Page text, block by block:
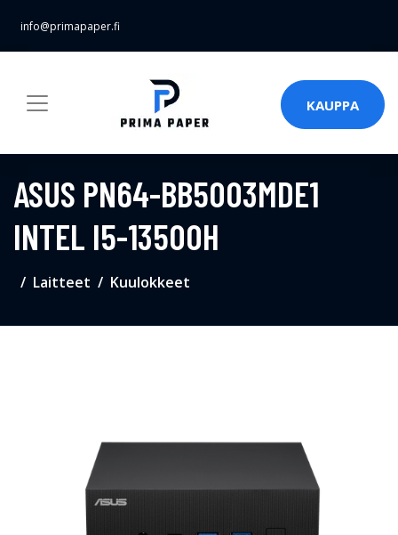
info@primapaper.fi
KAUPPA
ASUS PN64-BB5003MDE1
INTEL I5-13500H
Laitteet Kuulokkeet